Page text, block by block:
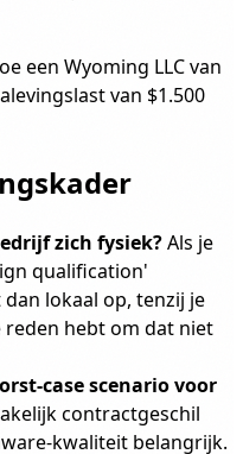
een Wyoming LLC van
van $1.500
zich fysiek?Als je
qualification'
lokaal op, tenzij je
hebt om dat niet
case scenario voor
contractgeschil
kwaliteit belangrijk.